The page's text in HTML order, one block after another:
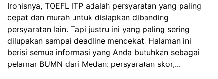
Ironisnya, TOEFL ITP adalah persyaratan yang paling
cepat dan murah untuk disiapkan dibanding
persyaratan lain. Tapi justru ini yang paling sering
dilupakan sampai deadline mendekat. Halaman ini
berisi semua informasi yang Anda butuhkan sebagai
pelamar BUMN dari Medan: persyaratan skor,...